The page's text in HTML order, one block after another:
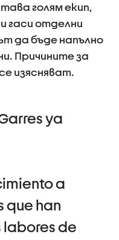
голям екип,
гаси отделни
да бъде напълно
Причините за
изясняват.
ya
a
que han
de